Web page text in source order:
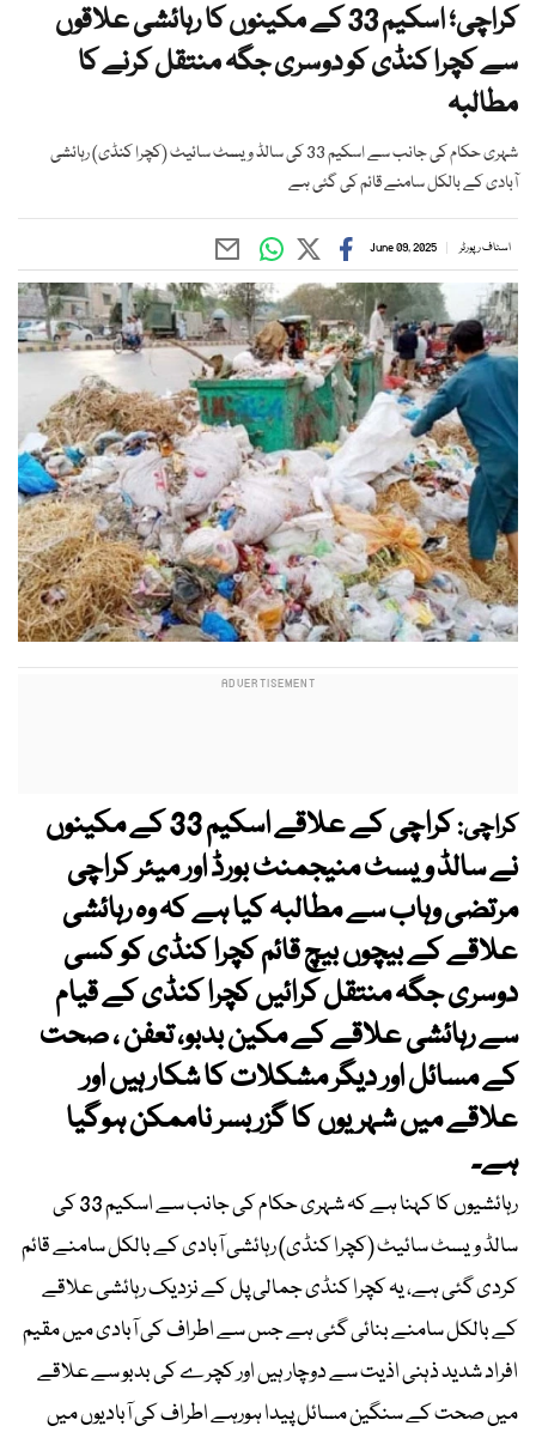
کراچی؛ اسکیم 33 کے مکینوں کا رہائشی علاقوں
سے کچرا کنڈی کو دوسری جگہ منتقل کرنے کا
مطالبہ
شہری حکام کی جانب سے اسکیم 33 کی سالڈ ویسٹ سائیٹ (کچرا کنڈی) رہائشی
آبادی کے بالکل سامنے قائم کی گئی ہے
اسٹاف رپورٹر June 09, 2025
کراچی:
کراچی کے علاقے اسکیم 33 کے مکینوں
نے سالڈ ویسٹ منیجمنٹ بورڈ اور میئر کراچی
مرتضی وہاب سے مطالبہ کیا ہے کہ وہ رہائشی
علاقے کے بیچوں بیچ قائم کچرا کنڈی کو کسی
دوسری جگہ منتقل کرائیں کچرا کنڈی کے قیام
سے رہائشی علاقے کے مکین بدبو، تعفن ، صحت
کے مسائل اور دیگر مشکلات کا شکار ہیں اور
علاقے میں شہریوں کا گزر بسر ناممکن ہوگیا
ہے۔
رہائشیوں کا کہنا ہے کہ شہری حکام کی جانب سے اسکیم 33 کی
سالڈ ویسٹ سائیٹ (کچرا کنڈی) رہائشی آبادی کے بالکل سامنے قائم
کردی گئی ہے، یہ کچرا کنڈی جمالی پل کے نزدیک رہائشی علاقے
کے بالکل سامنے بنائی گئی ہے جس سے اطراف کی آبادی میں مقیم
افراد شدید ذہنی اذیت سے دوچار ہیں اور کچرے کی بدبو سے علاقے
میں صحت کے سنگین مسائل پیدا ہورہے اطراف کی آبادیوں میں